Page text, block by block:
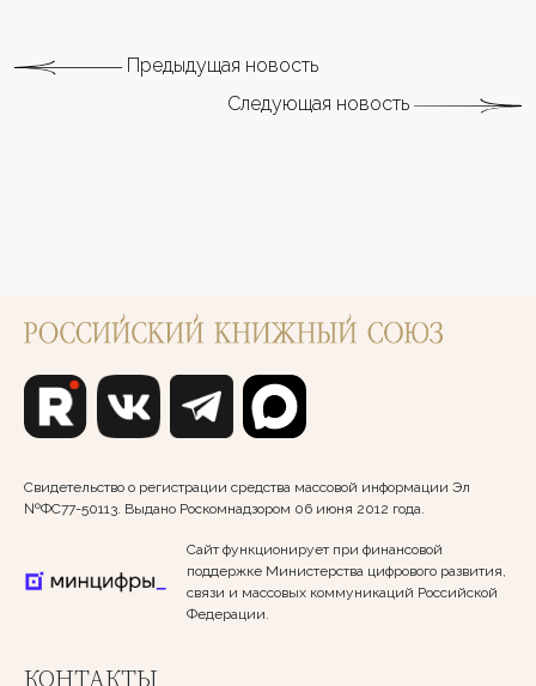
Предыдущая новость
Следующая новость
Свидетельство о регистрации средства массовой информации Эл
№ФС77-50113. Выдано Роскомнадзором 06 июня 2012 года.
Сайт функционирует при финансовой
поддержке Министерства цифрового развития,
связи и массовых коммуникаций Российской
Федерации.
КОНТАКТЫ